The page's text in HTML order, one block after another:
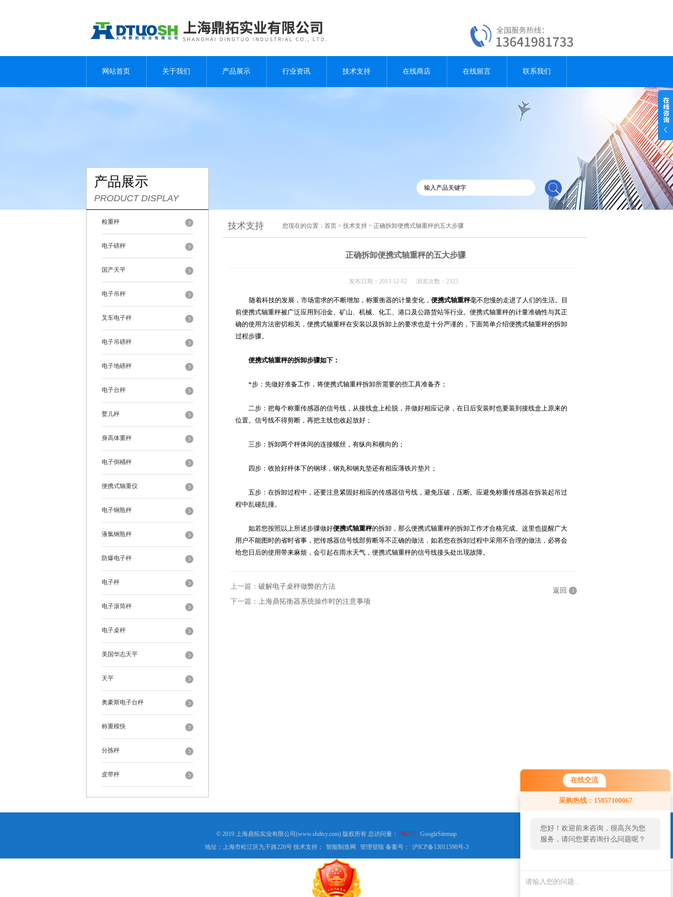
在线交流
采购热线：15857100067
您好！欢迎前来咨询，很高兴为您
服务，请问您要咨询什么问题呢？
网站首页 关于我们 产品展示 行业资讯 技术支持 在线商店 在线留言 联系我们
产品展示
PRODUCT DISPLAY
检重秤
电子磅秤
国产天平
电子吊秤
叉车电子秤
电子吊磅秤
电子地磅秤
电子台秤
婴儿秤
身高体重秤
电子倒桶秤
便携式轴重仪
电子钢瓶秤
液氯钢瓶秤
防爆电子秤
电子秤
电子滚筒秤
电子桌秤
美国华志天平
天平
奥豪斯电子台秤
称重模快
分拣秤
皮带秤
技术支持 您现在的位置： 首页 > 技术支持 > 正确拆卸便携式轴重秤的五大步骤
正确拆卸便携式轴重秤的五大步骤
发布日期：2013-12-02 浏览次数：2323
随着科技的发展，市场需求的不断增加，称重衡器的计量变化， 便携式轴重秤毫不怠慢的走进了人们的生活。目
前便携式轴重秤被广泛应用到冶金、矿山、机械、化工、港口及公路货站等行业。便携式轴重秤的计量准确性与其正
确的使用方法密切相关，便携式轴重秤在安装以及拆卸上的要求也是十分严谨的，下面简单介绍便携式轴重秤的拆卸
过程步骤。
便携式轴重秤的拆卸步骤如下：
*步：先做好准备工作，将便携式轴重秤拆卸所需要的些工具准备齐；
二步：把每个称重传感器的信号线，从接线盒上松脱，并做好相应记录，在日后安装时也要装到接线盒上原来的
位置。信号线不得剪断，再把主线也收起放好；
三步：拆卸两个秤体间的连接螺丝，有纵向和横向的；
四步：收拾好秤体下的钢球，钢丸和钢丸垫还有相应薄铁片垫片；
五步：在拆卸过程中，还要注意紧固好相应的传感器信号线，避免压破，压断。应避免称重传感器在拆装起吊过
程中乱碰乱撞。
如若您按照以上所述步骤做好便携式轴重秤的拆卸，那么便携式轴重秤的拆卸工作才合格完成。这里也提醒广大
用户不能图时的省时省事，把传感器信号线部剪断等不正确的做法，如若您在拆卸过程中采用不合理的做法，必将会
给您日后的使用带来麻烦，会引起在雨水天气，便携式轴重秤的信号线接头处出现故障。
上一篇： 破解电子桌秤做弊的方法
下一篇： 上海鼎拓衡器系统操作时的注意事项
返回
© 2019 上海鼎拓实业有限公司(www.shdtsy.com) 版权所有 总访问量： 786215 GoogleSitemap
地址：上海市松江区九干路220号 技术支持：
智能制造网 管理登陆备案号： 沪ICP备13011598号-3